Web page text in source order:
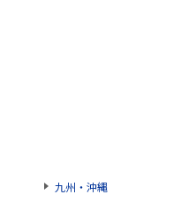
九州・沖縄